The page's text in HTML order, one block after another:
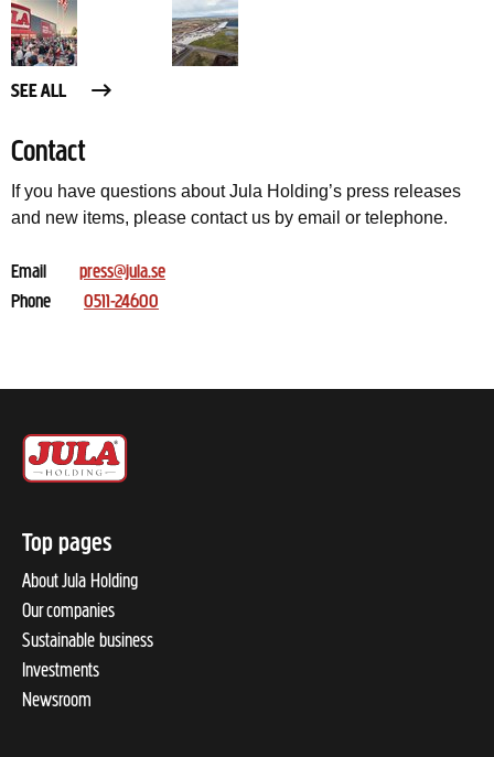
SEE ALL
Contact
If you have questions about Jula Holding’s press releases
and new items, please contact us by email or telephone.
Email
press@jula.se
Phone
0511-24600
Top pages
About Jula Holding
Our companies
Sustainable business
Investments
Newsroom